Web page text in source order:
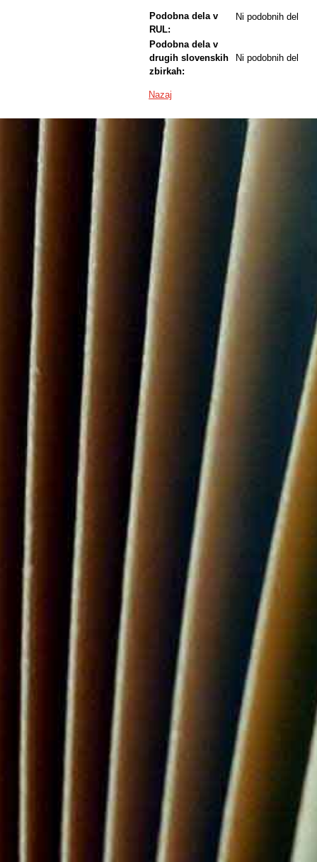
Podobna dela v
RUL:
Ni podobnih del
Podobna dela v
drugih slovenskih
zbirkah:
Ni podobnih del
Nazaj